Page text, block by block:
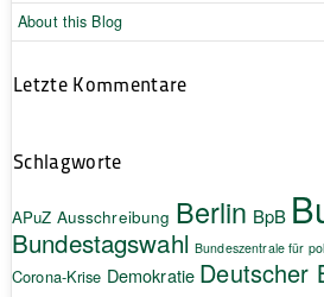
About this Blog
Letzte Kommentare
Schlagworte
APuZ Ausschreibung Berlin BpB
Bundestagswahl Bundeszentrale für
Corona-Krise Demokratie Deutscher